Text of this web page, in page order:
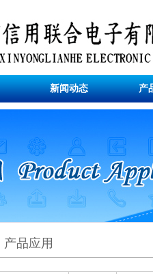
新闻动态 产
产品应用